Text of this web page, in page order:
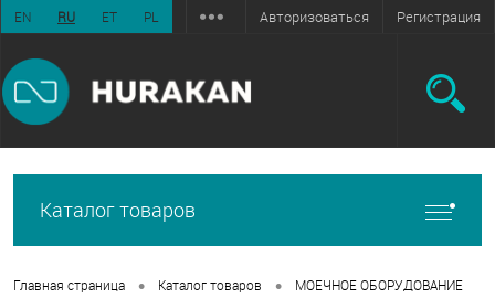
EN RU ET PL Авторизоваться Регистрация
Каталог товаров
Главная страница • Каталог товаров • МОЕЧНОЕ ОБОРУДОВАНИЕ